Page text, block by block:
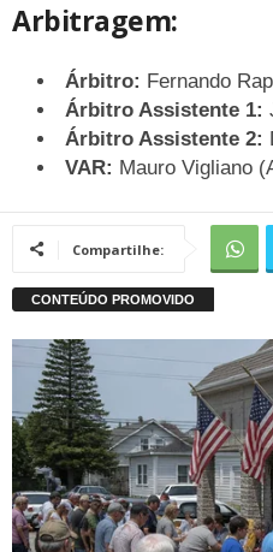
Arbitragem:
Árbitro: Fernando
Árbitro Assistente 1:
Árbitro Assistente 2:
VAR: Mauro Vigliano
Compartilhe: